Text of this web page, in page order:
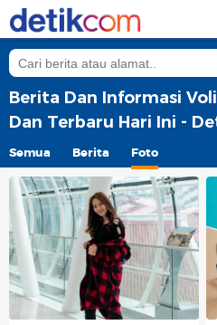
Berita Dan Informasi
Dan Terbaru Hari Ini -
Semua Berita Foto